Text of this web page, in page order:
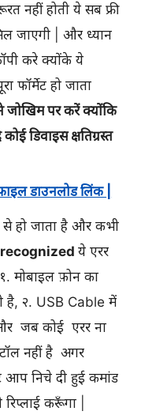
नहीं होती ये सब फ्री
जाएगी | और ध्यान
करे क्योंके ये
फॉर्मेट हो जाता
जोखिम पर करें क्योंकि
डिवाइस क्षतिग्रस्त
डाउनलोड लिंक |
हो जाता है और कभी
recognizedये एरर
फ़ोन का
है, २. USB Cable में
और जब कोई एरर ना
नहीं है अगर
निचे दी हुई कमांड
करूँगा |